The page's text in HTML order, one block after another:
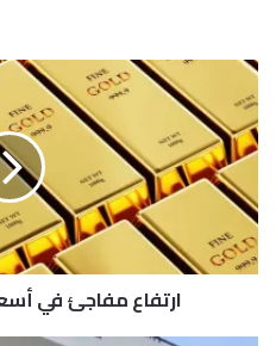
ا
ر
ت
ف
ع
م
ف
ا
ارتفاع مفاجئ في